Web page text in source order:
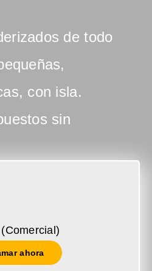
de todo
con isla.
sin
ahora